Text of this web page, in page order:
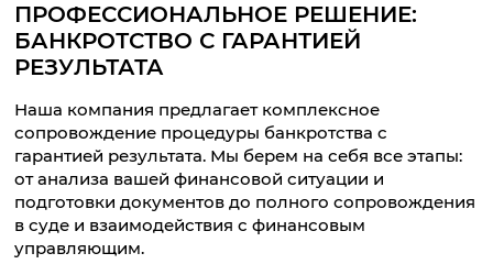
ПРОФЕССИОНАЛЬНОЕ РЕШЕНИЕ:
БАНКРОТСТВО С ГАРАНТИЕЙ
РЕЗУЛЬТАТА
Наша компания предлагает комплексное
сопровождение процедуры банкротства с
гарантией результата. Мы берем на себя все этапы:
от анализа вашей финансовой ситуации и
подготовки документов до полного сопровождения
в суде и взаимодействия с финансовым
управляющим.